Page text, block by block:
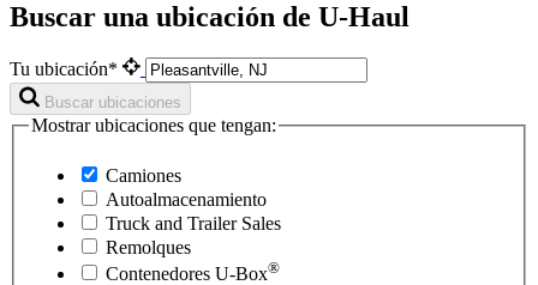
Buscar una ubicación de U-Haul
Tu ubicación*
Buscar ubicaciones
Mostrar ubicaciones que tengan:
Camiones
Autoalmacenamiento
Truck and Trailer Sales
Remolques
Contenedores U-Box®